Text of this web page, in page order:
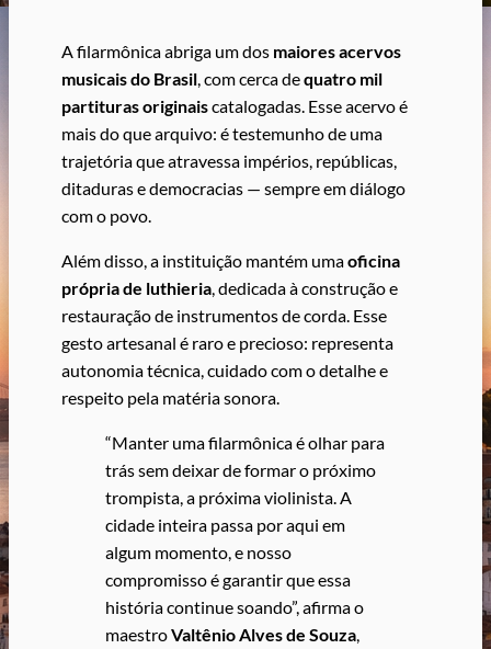
A filarmônica abriga um dos maiores acervos
musicais do Brasil , com cerca dequatro mil
partituras originaiscatalogadas. Esse acervo é
mais do que arquivo: é testemunho de uma
trajetória que atravessa impérios, repúblicas,
ditaduras e democracias — sempre em diálogo
com o povo.
Além disso, a instituição mantém umaoficina
própria de luthieria , dedicada à construção e
restauração de instrumentos de corda. Esse
gesto artesanal é raro e precioso: representa
autonomia técnica, cuidado com o detalhe e
respeito pela matéria sonora.
“Manter uma filarmônica é olhar para
trás sem deixar de formar o próximo
trompista, a próxima violinista. A
cidade inteira passa por aqui em
algum momento, e nosso
compromisso é garantir que essa
história continue soando”, afirma o
maestroValtênio Alves de Souza,